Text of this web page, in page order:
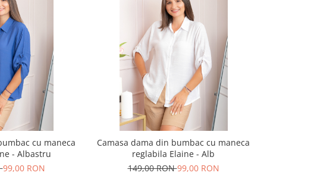
cu maneca
- Albastru
99,00 RON
Camasa dama din bumbac cu maneca
reglabila Elaine - Alb
149,00 RON99,00 RON